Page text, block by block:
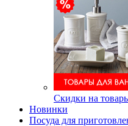
Скидки на
Новинки
Посуда для